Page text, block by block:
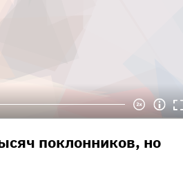
поклонников, но